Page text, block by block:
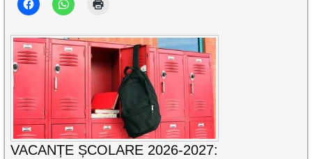
VACANȚE ȘCOLARE 2026-2027: